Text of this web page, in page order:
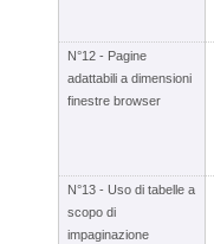
N°12 - Pagine
adattabili a dimensioni
finestre browser
N°13 - Uso di tabelle a
scopo di
impaginazione